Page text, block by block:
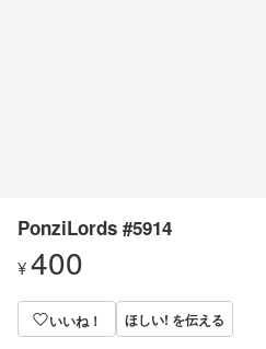
PonziLords #5914
¥400
いいね！ ほしい! を伝える